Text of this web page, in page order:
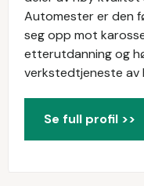
Automester er den
seg opp mot
etterutdanning og
verkstedtjeneste av
Se full profil >>